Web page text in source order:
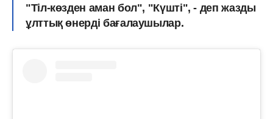
"Тіл-көзден аман бол", "Күшті", - деп жазды
ұлттық өнерді бағалаушылар.